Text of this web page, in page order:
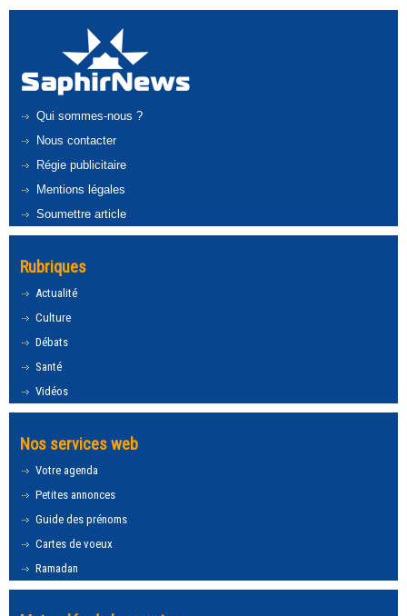
Qui sommes-nous ?
Nous contacter
Régie publicitaire
Mentions légales
Soumettre article
Rubriques
Actualité
Culture
Débats
Santé
Vidéos
Nos services web
Votre agenda
Petites annonces
Guide des prénoms
Cartes de voeux
Ramadan